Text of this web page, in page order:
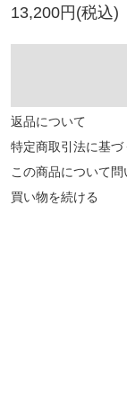
13,200円(税込)
返品について
特定商取引法に基づ
この商品について問
買い物を続ける